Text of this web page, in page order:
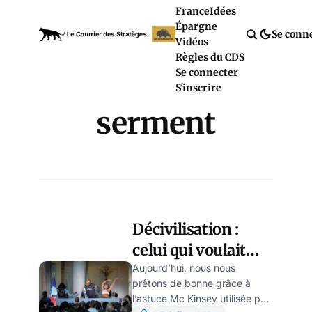
FranceIdées
Épargne
Vidéos
Règles du CDS
Se connecter
S'inscrire
Se
serment
Décivilisation :
celui qui voulait
nous emmerder
nous trouve trop
Aujourd’hui, nous nous
prêtons de bonne grâce à
l’astuce Mc Kinsey utilisée par